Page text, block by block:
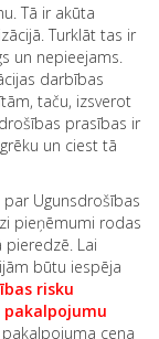
Tā ir akūta
Turklāt tas ir
un nepieejams.
darbības
taču, izsverot
prasības ir
un ciest tā
par Ugunsdrošības
pieņēmumi rodas
Lai
būtu iespēja
risku
pakalpojumu
cena